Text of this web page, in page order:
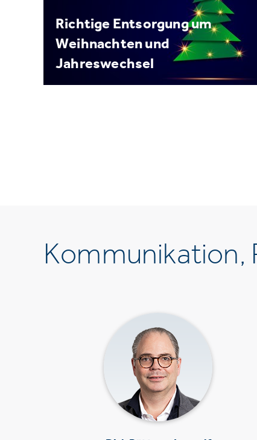
Richtige Entsorgung um
Weihnachten und
Jahreswechsel